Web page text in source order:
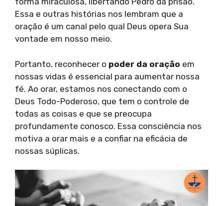
Essa e outras histórias nos lembram que a
oração é um canal pelo qual Deus opera Sua
vontade em nosso meio.
Portanto, reconhecer o poder da oração em
nossas vidas é essencial para aumentar nossa
fé. Ao orar, estamos nos conectando com o
Deus Todo-Poderoso, que tem o controle de
todas as coisas e que se preocupa
profundamente conosco. Essa consciência nos
motiva a orar mais e a confiar na eficácia de
nossas súplicas.